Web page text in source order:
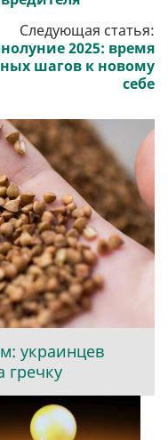
Следующая статья:
2025: время
шагов к новому
себе
украинцев
гречку